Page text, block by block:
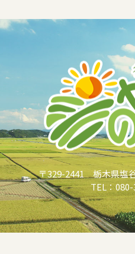
〒329-2441 栃木県塩
TEL：